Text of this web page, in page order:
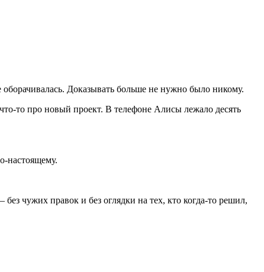
Доказывать больше не нужно было никому.
то про новый проект. В телефоне Алисы лежало десять
настоящему.
чужих правок и без оглядки на тех, кто когда-то решил,